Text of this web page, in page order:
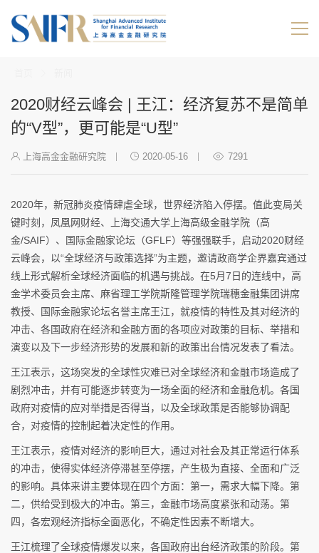
2020财经云峰会 | 王江：经济复苏不是简单
的“V型”，更可能是“U型”
上海高金金融研究院 2020-05-16 7291
2020年，新冠肺炎疫情肆虐全球，世界经济陷入停摆。值此变局关
键时刻，凤凰网财经、上海交通大学上海高级金融学院（高
金/SAIF）、国际金融家论坛（GFLF）等强强联手，启动2020财经
云峰会，以“全球经济与政策选择”为主题，邀请政商学企界嘉宾通过
线上形式解析全球经济面临的机遇与挑战。在5月7日的连线中，高
金学术委员会主席、麻省理工学院斯隆管理学院瑞穗金融集团讲席
教授、国际金融家论坛名誉主席王江，就疫情的特性及其对经济的
冲击、各国政府在经济和金融方面的各项应对政策的目标、举措和
演变以及下一步经济形势的发展和新的政策出台情况发表了看法。
王江表示，这场突发的全球性灾难已对全球经济和金融市场造成了
剧烈冲击，并有可能逐步转变为一场全面的经济和金融危机。各国
政府对疫情的应对举措是否得当，以及全球政策是否能够协调配
合，对疫情的控制起着决定性的作用。
王江表示，疫情对经济的影响巨大，通过对社会及其正常运行体系
的冲击，使得实体经济停滞甚至停摆，产生极为直接、全面和广泛
的影响。具体来讲主要体现在四个方面：第一，需求大幅下降。第
二，供给受到极大的冲击。第三，金融市场高度紧张和动荡。第
四，各宏观经济指标全面恶化，不确定性因素不断增大。
王江梳理了全球疫情爆发以来，各国政府出台经济政策的阶段。第